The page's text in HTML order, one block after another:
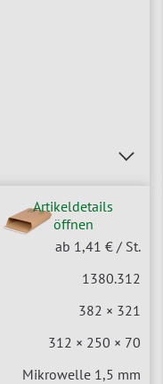
Artikeldetails
öffnen
ab 1,41 € / St.
1380.312
382 × 321
312 × 250 × 70
Mikrowelle 1,5 mm